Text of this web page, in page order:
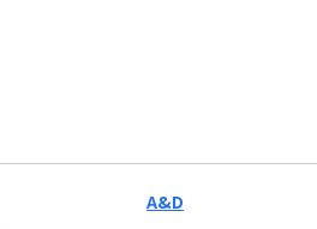
A&D